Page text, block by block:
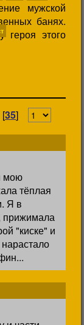
мужской
банях.
героя этого
[35]
мою
тёплая
Я в
прижимала
"киске" и